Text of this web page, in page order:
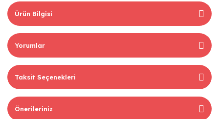
Ürün Bilgisi
Yorumlar
Taksit Seçenekleri
Önerileriniz